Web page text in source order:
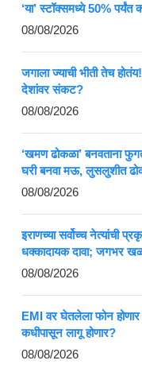
‘या’ स्टॉक्समध्ये 50% पर्यंत
08/08/2026
जगाला ज्याची भीती तेच
देशांवर संकट?
08/08/2026
‘खमण ढोकळा’ बनवताना
घरी बनवा मऊ, लुसलुशीत
08/08/2026
इराणच्या सर्वोच्च नेत्यांची
धक्कादायक दावा; जगभर
08/08/2026
EMI वर घेतलेला फोन होणार
कधीपासून लागू होणार?
08/08/2026